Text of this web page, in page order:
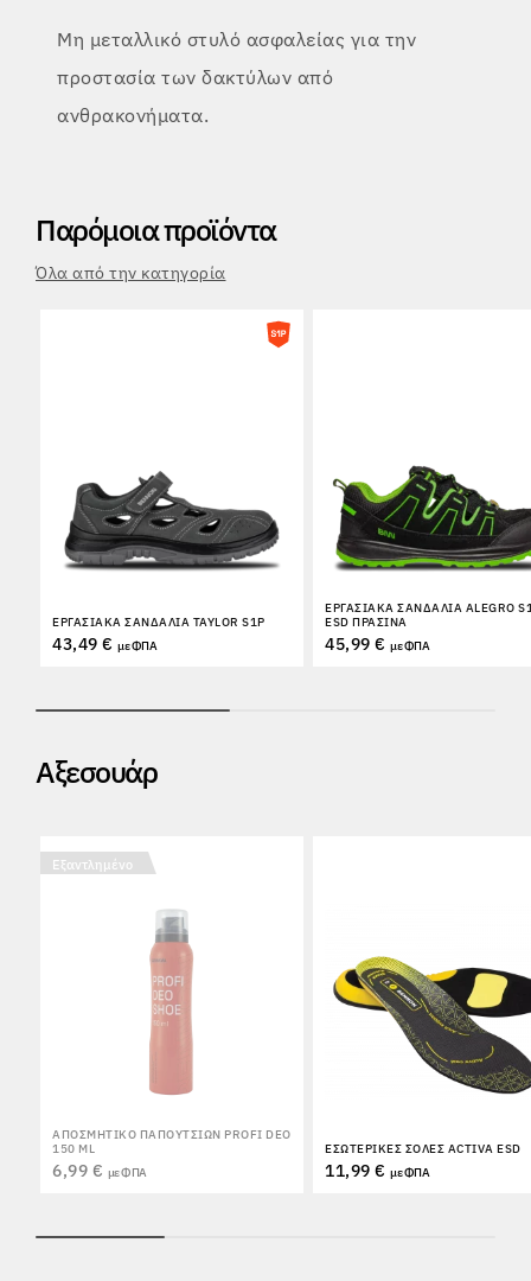
Μη μεταλλικό στυλό ασφαλείας για την
προστασία των δακτύλων από
ανθρακονήματα.
Παρόμοια προϊόντα
Όλα από την κατηγορία
ΕΡΓΑΣΙΑΚΆ ΣΑΝΔΆΛΙΑ TAYLOR S1P
43,49 € με ΦΠΑ
ΕΡΓΑΣΙΑΚΆ ΣΑΝΔΆΛΙΑ ALEGRO
ESD ΠΡΆΣΙΝΑ
45,99 € με ΦΠΑ
Αξεσουάρ
Εξαντλημένο
ΑΠΟΣΜΗΤΙΚΌ ΠΑΠΟΥΤΣΙΏΝ PROFI DEO
150 ML
6,99 € με ΦΠΑ
ΕΣΩΤΕΡΙΚΈΣ ΣΌΛΕΣ ACTIVA ESD
11,99 € με ΦΠΑ